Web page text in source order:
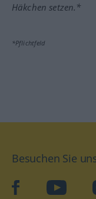
Häkchen setzen.*
*Pflichtfeld
Besuchen Sie
facebookYouTube